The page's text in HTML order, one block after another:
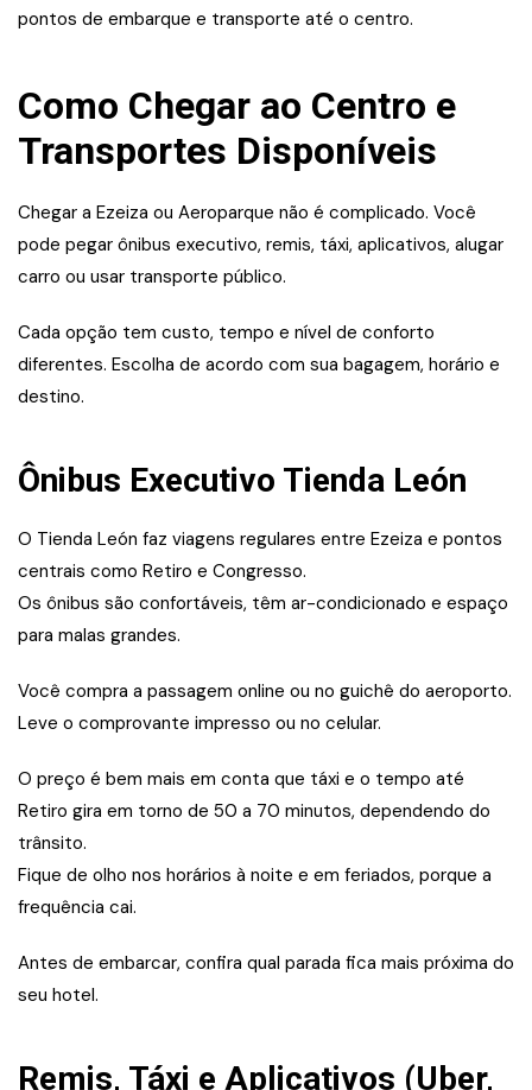
pontos de embarque e transporte até o centro.
Como Chegar ao Centro e
Transportes Disponíveis
Chegar a Ezeiza ou Aeroparque não é complicado. Você
pode pegar ônibus executivo, remis, táxi, aplicativos, alugar
carro ou usar transporte público.
Cada opção tem custo, tempo e nível de conforto
diferentes. Escolha de acordo com sua bagagem, horário e
destino.
Ônibus Executivo Tienda León
O Tienda León faz viagens regulares entre Ezeiza e pontos
centrais como Retiro e Congresso.
Os ônibus são confortáveis, têm ar-condicionado e espaço
para malas grandes.
Você compra a passagem online ou no guichê do aeroporto.
Leve o comprovante impresso ou no celular.
O preço é bem mais em conta que táxi e o tempo até
Retiro gira em torno de 50 a 70 minutos, dependendo do
trânsito.
Fique de olho nos horários à noite e em feriados, porque a
frequência cai.
Antes de embarcar, confira qual parada fica mais próxima do
seu hotel.
Remis, Táxi e Aplicativos (Uber,